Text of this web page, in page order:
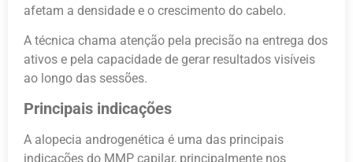
afetam a densidade e o crescimento do cabelo.
A técnica chama atenção pela precisão na entrega dos
ativos e pela capacidade de gerar resultados visíveis
ao longo das sessões.
Principais indicações
A alopecia androgenética é uma das principais
indicações do MMP capilar, principalmente nos